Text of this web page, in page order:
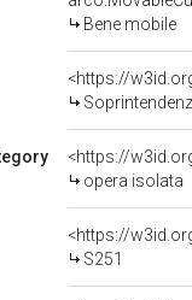
Bene mobile
<https://
<https://
opera isolata
<https://
S251